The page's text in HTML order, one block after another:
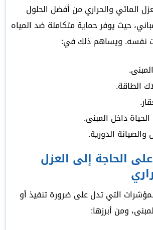
المائي والحراري من أفضل الحلول
حيث يوفر حماية متكاملة ضد المياه
نفسه. ويساهم ذلك في:
الطاقة.
داخل المبنى.
والصيانة الدورية.
الحاجة إلى العزل
التي تدل على ضرورة تنفيذ أو
ومن أبرزها: